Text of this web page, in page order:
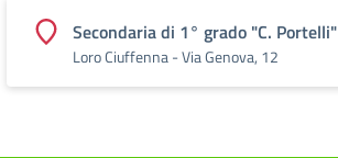
Secondaria di 1° grado "C. Portelli"
Loro Ciuffenna - Via Genova, 12